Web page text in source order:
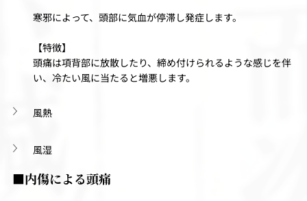
寒邪によって、頭部に気血が停滞し発症します。
【特徴】
頭痛は項背部に放散したり、締め付けられるような感じを伴
い、冷たい風に当たると増悪します。
風熱
風湿
■内傷による頭痛